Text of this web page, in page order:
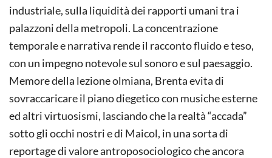
industriale, sulla liquidità dei rapporti umani tra i
palazzoni della metropoli. La concentrazione
temporale e narrativa rende il racconto fluido e teso,
con un impegno notevole sul sonoro e sul paesaggio.
Memore della lezione olmiana, Brenta evita di
sovraccaricare il piano diegetico con musiche esterne
ed altri virtuosismi, lasciando che la realtà “accada”
sotto gli occhi nostri e di Maicol, in una sorta di
reportage di valore antroposociologico che ancora